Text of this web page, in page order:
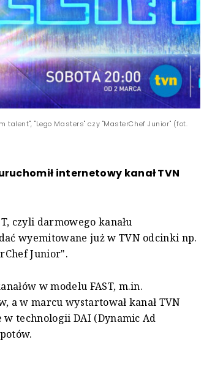
talent", "Lego Masters" czy "MasterChef Junior" (fot.
internetowy kanał TVN
czyli darmowego kanału
wyemitowane już w TVN odcinki np.
Junior".
w modelu FAST, m.in.
a w marcu wystartował kanał TVN
technologii DAI (Dynamic Ad